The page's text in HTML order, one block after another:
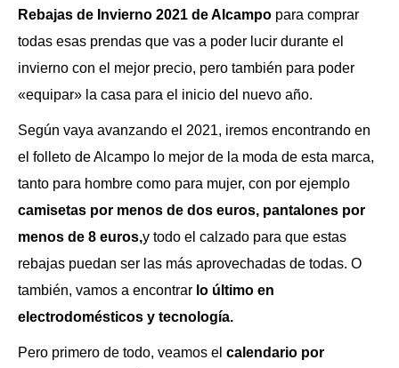
Rebajas de Invierno 2021 de Alcampo para comprar
todas esas prendas que vas a poder lucir durante el
invierno con el mejor precio, pero también para poder
«equipar» la casa para el inicio del nuevo año.
Según vaya avanzando el 2021, iremos encontrando en
el folleto de Alcampo lo mejor de la moda de esta marca,
tanto para hombre como para mujer, con por ejemplo
camisetas por menos de dos euros, pantalones por
menos de 8 euros,y todo el calzado para que estas
rebajas puedan ser las más aprovechadas de todas. O
también, vamos a encontrar lo último en
electrodomésticos y tecnología.
Pero primero de todo, veamos el calendario por